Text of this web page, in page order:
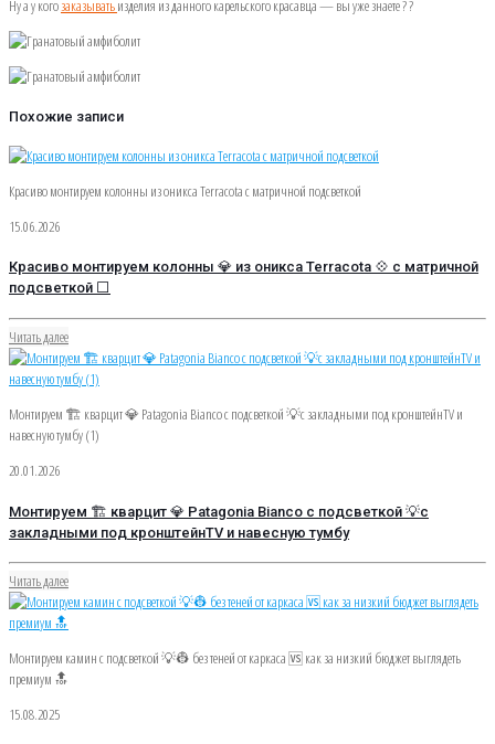
Ну а у когозаказыватьизделия из данного карельского красавца — вы уже знаете ? ?
Похожие записи
Красиво монтируем колонны из оникса Terracota с матричной подсветкой
15.06.2026
Красиво монтируем колонны 💎 из оникса Terracota 💠 с матричной
подсветкой ⬜
Читать далее
Монтируем 🏗️ кварцит 💎 Patagonia Bianco с подсветкой 💡с закладными под кронштейнTV и
навесную тумбу (1)
20.01.2026
Монтируем 🏗️ кварцит 💎 Patagonia Bianco с подсветкой 💡с
закладными под кронштейнTV и навесную тумбу
Читать далее
Монтируем камин с подсветкой 💡👷 без теней от каркаса 🆚 как за низкий бюджет выглядеть
премиум 🔝
15.08.2025